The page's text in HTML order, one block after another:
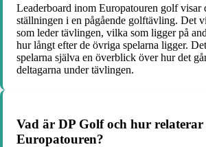
Leaderboard inom Europatouren golf visar
ställningen i en pågående golftävling. Det
som leder tävlingen, vilka som ligger på
hur långt efter de övriga spelarna ligger.
spelarna själva en överblick över hur det
deltagarna under tävlingen.
Vad är DP Golf och hur
Europatouren?